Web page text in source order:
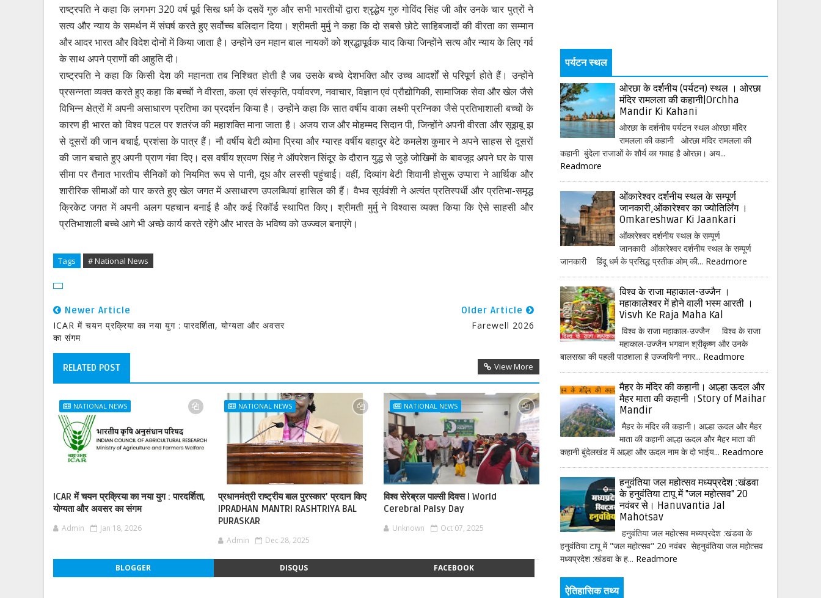
राष्ट्रपति ने कहा कि लगभग 320 वर्ष पूर्व सिख धर्म के दसवें गुरु और सभी भारतीयों द्वारा श्रृद्धेय गुरु गोविंद सिंह जी और उनके चार पुत्रों ने
सत्य और न्याय के समर्थन में संघर्ष करते हुए सर्वोच्च बलिदान दिया। श्रीमती मुर्मु ने कहा कि दो सबसे छोटे साहिबजादों की वीरता का सम्‍मान
और आदर भारत और विदेश दोनों में किया जाता है। उन्होंने उन महान बाल नायकों को श्रद्धापूर्वक याद किया जिन्‍होंने सत्य और न्याय के लिए गर्व
के साथ अपने प्राणों की आहुति दी।
राष्ट्रपति ने कहा कि किसी देश की महानता तब निश्चित होती है जब उसके बच्चे देशभक्ति और उच्च आदर्शों से परिपूर्ण होते हैं। उन्होंने
प्रसन्नता व्यक्त करते हुए कहा कि बच्चों ने वीरता, कला एवं संस्कृति, पर्यावरण, नवाचार, विज्ञान एवं प्रौद्योगिकी, सामाजिक सेवा और खेल जैसे
विभिन्न क्षेत्रों में अपनी असाधारण प्रतिभा का प्रदर्शन किया है। उन्होंने कहा कि सात वर्षीय वाका लक्ष्मी प्रग्निका जैसे प्रतिभाशाली बच्‍चों के
कारण ही भारत को विश्व पटल पर शतरंज की महाशक्ति माना जाता है। अजय राज और मोहम्मद सिदान पी, जिन्होंने अपनी वीरता और सूझबू झ
से दूसरों की जान बचाई, प्रशंसा के पात्र हैं। नौ वर्षीय बेटी व्योमा प्रिया और ग्यारह वर्षीय बहादुर बेटे कमलेश कुमार ने अपने साहस से दूसरों
की जान बचाते हुए अपनी प्राण गंवा दिए। दस वर्षीय श्रवण सिंह ने ऑपरेशन सिंदूर के दौरान युद्ध से जुड़े जोखिमों के बावजूद अपने घर के पास
सीमा पर तैनात भारतीय सैनिकों को नियमित रूप से पानी, दूध और लस्सी पहुंचाई। वहीं, दिव्यांग बेटी शिवानी होसुरू उप्पारा ने आर्थिक और
शारीरिक सीमाओं को पार करते हुए खेल जगत में असाधारण उपलब्धियां हासिल की हैं। वैभव सूर्यवंशी ने अत्‍यंत प्रतिस्पर्धी और प्रतिभा-समृद्ध
क्रिकेट जगत में अपनी अलग पहचान बनाई है और कई रिकॉर्ड स्‍थापित किए। श्रीमती मुर्मु ने विश्वास व्यक्त किया कि ऐसे साहसी और
प्रतिभाशाली बच्चे आगे भी अच्छे कार्य करते रहेंगे और भारत के भविष्य को उज्ज्वल बनाएंगे।
Tags # National News
Newer Article
ICAR में चयन प्रक्रिया का नया युग : पारदर्शिता, योग्यता और अवसर
का संगम
Older Article
Farewell 2026
RELATED POST View More
NATIONAL NEWS
ICAR में चयन प्रक्रिया का नया युग : पारदर्शिता,
योग्यता और अवसर का संगम
Admin Jan 18, 2026
NATIONAL NEWS
प्रधानमंत्री राष्ट्रीय बाल पुरस्कार’ प्रदान किए
lPRADHAN MANTRI RASHTRIYA BAL
PURASKAR
Admin Dec 28, 2025
NATIONAL NEWS
विश्व सेरेब्रल पाल्सी दिवस l World
Cerebral Palsy Day
Unknown Oct 07, 2025
BLOGGER DISQUS FACEBOOK
पर्यटन स्थल
ओरछा के दर्शनीय (पर्यटन) स्थल । ओरछा
मंदिर रामलला की कहानी|Orchha
Mandir Ki Kahani
ओरछा के दर्शनीय पर्यटन स्थल ओरछा मंदिर
रामलला की कहानी ओरछा मंदिर रामलला की
कहानी बुंदेला राजाओं के शौर्य का गवाह है ओरछा। अय...
Readmore
ओंकारेश्वर दर्शनीय स्थल के सम्पूर्ण
जानकारी,ओंकारेश्वर का ज्योतिर्लिंग ।
Omkareshwar Ki Jaankari
ओंकारेश्वर दर्शनीय स्थल के सम्पूर्ण
जानकारी ओंकारेश्वर दर्शनीय स्थल के सम्पूर्ण
जानकारी हिंदू धर्म के प्रसिद्ध प्रतीक ओम् की... Readmore
विश्व के राजा महाकाल-उज्जैन ।
महाकालेश्वर में होने वाली भस्म आरती ।
Visvh Ke Raja Maha Kal
विश्व के राजा महाकाल-उज्जैन विश्व के राजा
महाकाल-उज्जैन भगवान श्रीकृष्ण और उनके
बालसखा की पहली पाठशाला है उज्जयिनी नगर... Readmore
मैहर के मंदिर की कहानी। आल्हा ऊदल और
मैहर माता की कहानी ।Story of Maihar
Mandir
मैहर के मंदिर की कहानी। आल्हा ऊदल और मैहर
माता की कहानी आल्हा ऊदल और मैहर माता की
कहानी बुंदेलखंड में आल्हा और ऊदल नाम के दो भाईय... Readmore
हनुवंतिया जल महोत्सव मध्यप्रदेश :खंडवा
के हनुवंतिया टापू में "जल महोत्सव" 20
नवंबर से। Hanuvantia Jal
Mahotsav
हनुवंतिया जल महोत्सव मध्यप्रदेश :खंडवा के
हनुवंतिया टापू में "जल महोत्सव" 20 नवंबर सेहनुवंतिया जल महोत्सव
मध्यप्रदेश :खंडवा के ह... Readmore
ऐतिहासिक तथ्य